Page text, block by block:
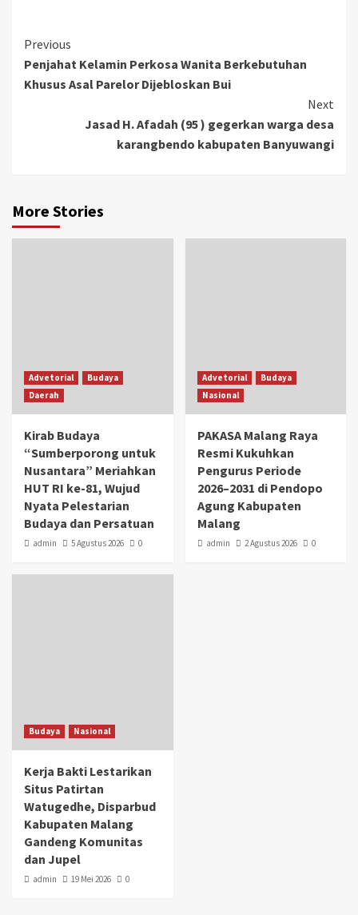
Previous
Penjahat Kelamin Perkosa Wanita Berkebutuhan
Khusus Asal Parelor Dijebloskan Bui
Next
Jasad H. Afadah (95 ) gegerkan warga desa
karangbendo kabupaten Banyuwangi
More Stories
Advetorial
Budaya
Daerah
Kirab Budaya
“Sumberporong untuk
Nusantara” Meriahkan
HUT RI ke-81, Wujud
Nyata Pelestarian
Budaya dan Persatuan
admin 5 Agustus 2026 0
Advetorial
Budaya
Nasional
PAKASA Malang Raya
Resmi Kukuhkan
Pengurus Periode
2026–2031 di Pendopo
Agung Kabupaten
Malang
admin 2 Agustus 2026 0
Budaya Nasional
Kerja Bakti Lestarikan
Situs Patirtan
Watugedhe, Disparbud
Kabupaten Malang
Gandeng Komunitas
dan Jupel
admin 19 Mei 2026 0